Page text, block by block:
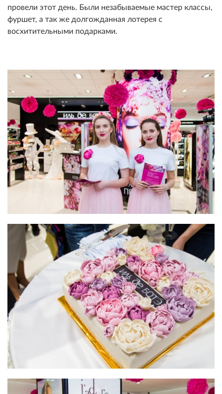
провели этот день. Были незабываемые мастер классы,
фуршет, а так же долгожданная лотерея с
восхитительными подарками.